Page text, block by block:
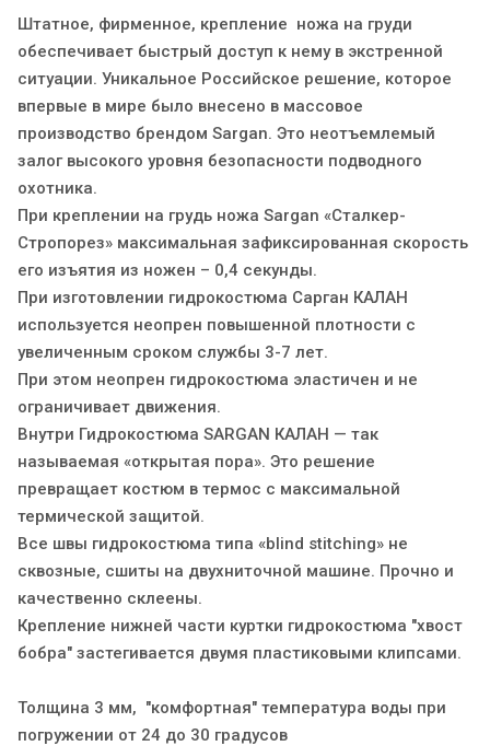
Штатное, фирменное, крепление ножа на груди
обеспечивает быстрый доступ к нему в экстренной
ситуации. Уникальное Российское решение, которое
впервые в мире было внесено в массовое
производство брендом Sargan. Это неотъемлемый
залог высокого уровня безопасности подводного
охотника.
При креплении на грудь ножа Sargan «Сталкер-
Стропорез» максимальная зафиксированная скорость
его изъятия из ножен – 0,4 секунды.
При изготовлении гидрокостюма Сарган КАЛАН
используется неопрен повышенной плотности с
увеличенным сроком службы 3-7 лет.
При этом неопрен гидрокостюма эластичен и не
ограничивает движения.
Внутри Гидрокостюма SARGAN КАЛАН — так
называемая «открытая пора». Это решение
превращает костюм в термос с максимальной
термической защитой.
Все швы гидрокостюма типа «blind stitching» не
сквозные, сшиты на двухниточной машине. Прочно и
качественно склеены.
Крепление нижней части куртки гидрокостюма "хвост
бобра" застегивается двумя пластиковыми клипсами.
Толщина 3 мм, "комфортная" температура воды при
погружении от 24 до 30 градусов